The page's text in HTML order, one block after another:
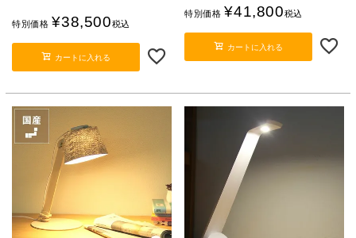
特別価格 ¥38,500税込
カートに入れる
特別価格 ¥41,800税込
カートに入れる